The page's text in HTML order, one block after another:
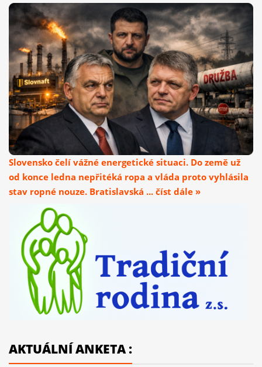
Slovensko čelí vážné energetické situaci. Do země už
od konce ledna nepřitéká ropa a vláda proto vyhlásila
stav ropné nouze. Bratislavská ... číst dále »
AKTUÁLNÍ ANKETA :